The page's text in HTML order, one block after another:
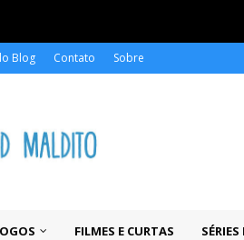
Blog Contato Sobre
FILMES E CURTAS